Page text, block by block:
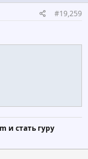
#19,259
и стать гуру